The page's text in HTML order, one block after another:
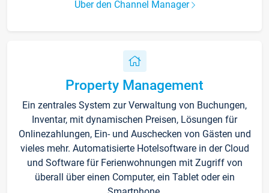
Über den Channel Manager
Property Management
Ein zentrales System zur Verwaltung von Buchungen,
Inventar, mit dynamischen Preisen, Lösungen für
Onlinezahlungen, Ein- und Auschecken von Gästen und
vieles mehr. Automatisierte Hotelsoftware in der Cloud
und Software für Ferienwohnungen mit Zugriff von
überall über einen Computer, ein Tablet oder ein